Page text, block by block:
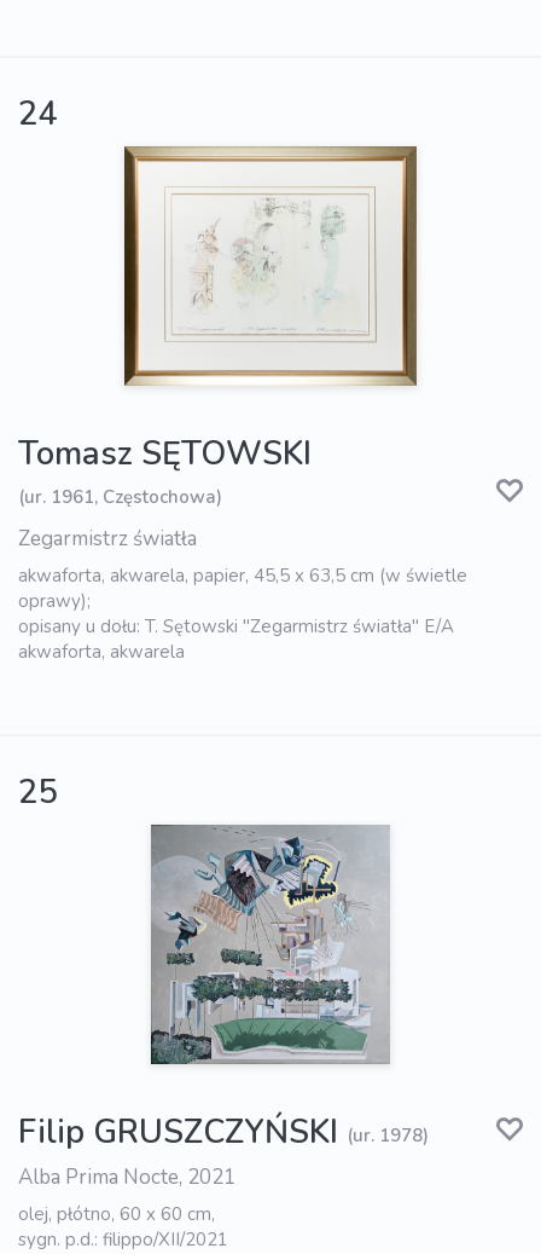
24
Tomasz SĘTOWSKI
(ur. 1961, Częstochowa)
Zegarmistrz światła
akwaforta, akwarela, papier, 45,5 x 63,5 cm (w świetle
oprawy);
opisany u dołu: T. Sętowski "Zegarmistrz światła" E/A
akwaforta, akwarela
25
Filip GRUSZCZYŃSKI (ur. 1978)
Alba Prima Nocte, 2021
olej, płótno, 60 x 60 cm,
sygn. p.d.: filippo/XII/2021